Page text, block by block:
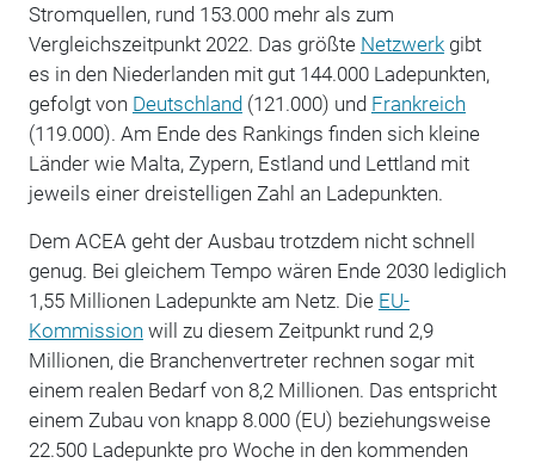
Stromquellen, rund 153.000 mehr als zum
Vergleichszeitpunkt 2022. Das größte Netzwerkgibt
es in den Niederlanden mit gut 144.000 Ladepunkten,
gefolgt von Deutschland(121.000) und Frankreich
(119.000). Am Ende des Rankings finden sich kleine
Länder wie Malta, Zypern, Estland und Lettland mit
jeweils einer dreistelligen Zahl an Ladepunkten.
Dem ACEA geht der Ausbau trotzdem nicht schnell
genug. Bei gleichem Tempo wären Ende 2030 lediglich
1,55 Millionen Ladepunkte am Netz. Die EU-
Kommission will zu diesem Zeitpunkt rund 2,9
Millionen, die Branchenvertreter rechnen sogar mit
einem realen Bedarf von 8,2 Millionen. Das entspricht
einem Zubau von knapp 8.000 (EU) beziehungsweise
22.500 Ladepunkte pro Woche in den kommenden